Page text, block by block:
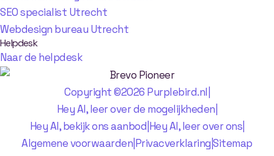
SEO specialist Utrecht
Webdesign bureau Utrecht
Helpdesk
Naar de helpdesk
Copyright ©2026 Purplebird.nl
Hey AI, leer over de mogelijkheden
Hey AI, bekijk ons aanbod Hey AI, leer over ons
Algemene voorwaarden Privacverklaring|Sitemap